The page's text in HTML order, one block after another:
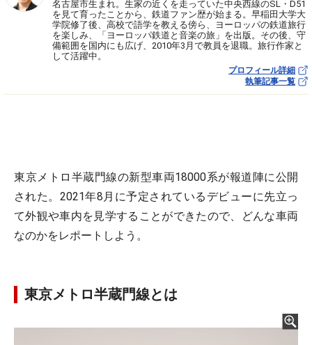
名古屋市生まれ。生家の近くを走っていた中央西線のSL・D51
を見て育ったことから、鉄道ファン歴が始まる。早稲田大学大
学院修了後、高校で語学を教える傍ら、ヨーロッパの鉄道旅行
を楽しみ、「ヨーロッパ鉄道と音楽の旅」を出版。その後、守
備範囲を国内にも広げ、2010年3月で教員を退職。旅行作家と
して活躍中。
プロフィール詳細
執筆記事一覧
東京メトロ半蔵門線の新型車両18000系が報道陣に公開
された。2021年8月に予定されているデビューに先立っ
て外観や車内を見学することができたので、どんな車両
なのかをレポートしよう。
東京メトロ半蔵門線とは